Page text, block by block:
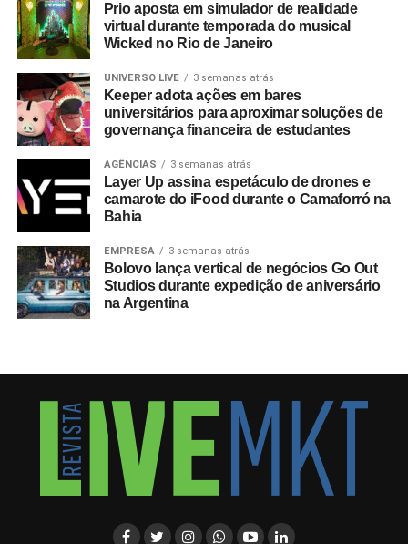
Prio aposta em simulador de realidade
virtual durante temporada do musical
Wicked no Rio de Janeiro
UNIVERSO LIVE 3 semanas atrás
Keeper adota ações em bares
universitários para aproximar soluções de
governança financeira de estudantes
AGÊNCIAS 3 semanas atrás
Layer Up assina espetáculo de drones e
camarote do iFood durante o Camaforró na
Bahia
EMPRESA 3 semanas atrás
Bolovo lança vertical de negócios Go Out
Studios durante expedição de aniversário
na Argentina